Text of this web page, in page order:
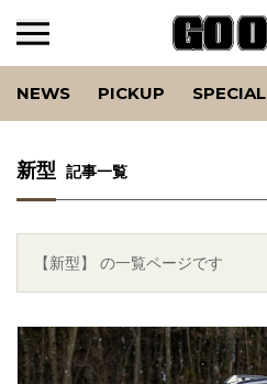
NEWS PICKUP SPECIAL
新型 記事一覧
【新型】 の一覧ページです